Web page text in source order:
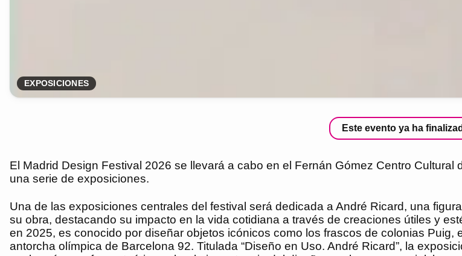
EXPOSICIONES
Este evento ya ha
El Madrid Design Festival 2026 se llevará a cabo en el Fernán Gómez Centro
una serie de exposiciones.
Una de las exposiciones centrales del festival será dedicada a André Ricard, una
su obra, destacando su impacto en la vida cotidiana a través de creaciones útiles y
en 2025, es conocido por diseñar objetos icónicos como los frascos de colonias
antorcha olímpica de Barcelona 92. Titulada “Diseño en Uso. André Ricard”, la